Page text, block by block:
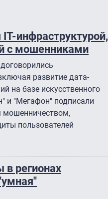
инфраструктурой,
с мошенниками
развитие дата-
на базе искусственного
и "Мегафон" подписали
мошенничеством,
пользователей
регионах